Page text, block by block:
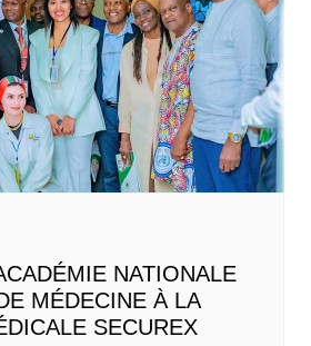
NATIONALE
MÉDECINE À LA
SECUREX